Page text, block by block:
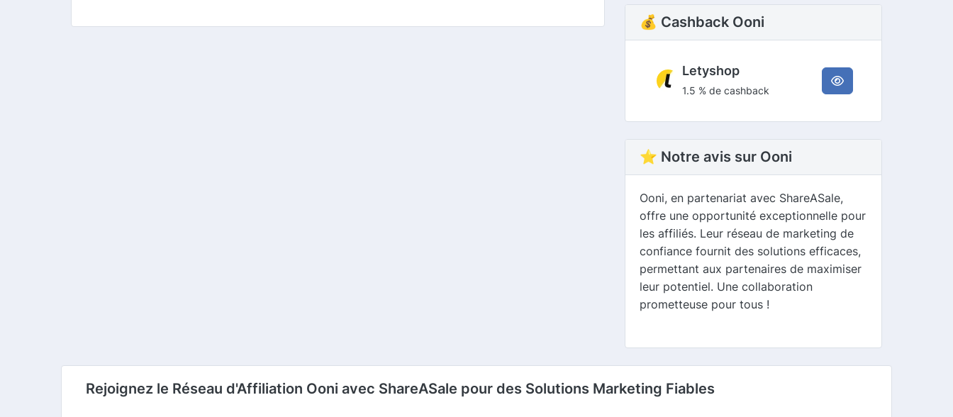
💰 Cashback Ooni
Letyshop
1.5 % de cashback
⭐ Notre avis sur Ooni
Ooni, en partenariat avec ShareASale,
offre une opportunité exceptionnelle pour
les affiliés. Leur réseau de marketing de
confiance fournit des solutions efficaces,
permettant aux partenaires de maximiser
leur potentiel. Une collaboration
prometteuse pour tous !
Rejoignez le Réseau d'Affiliation Ooni avec ShareASale pour des Solutions Marketing Fiables